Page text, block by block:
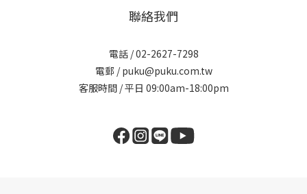
聯絡我們
電話 / 02-2627-7298
電郵 / puku@puku.com.tw
客服時間 / 平日 09:00am-18:00pm